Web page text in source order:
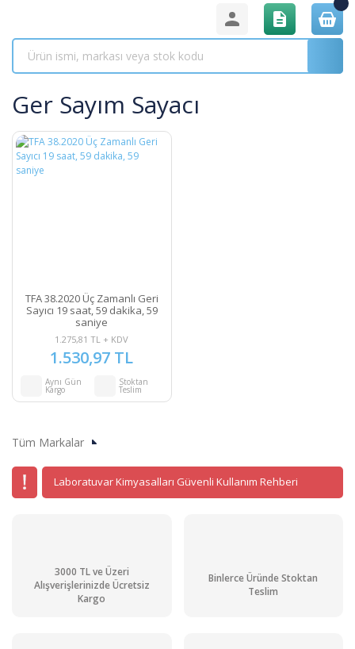
Ger Sayım Sayacı
TFA 38.2020 Üç Zamanlı Geri
Sayıcı 19 saat, 59 dakika, 59
saniye
1.275,81 TL + KDV
1.530,97 TL
Aynı Gün
Kargo
Stoktan
Teslim
Tüm Markalar
Laboratuvar Kimyasalları Güvenli Kullanım Rehberi
3000 TL ve Üzeri
Alışverişlerinizde Ücretsiz
Kargo
Binlerce Üründe Stoktan
Teslim